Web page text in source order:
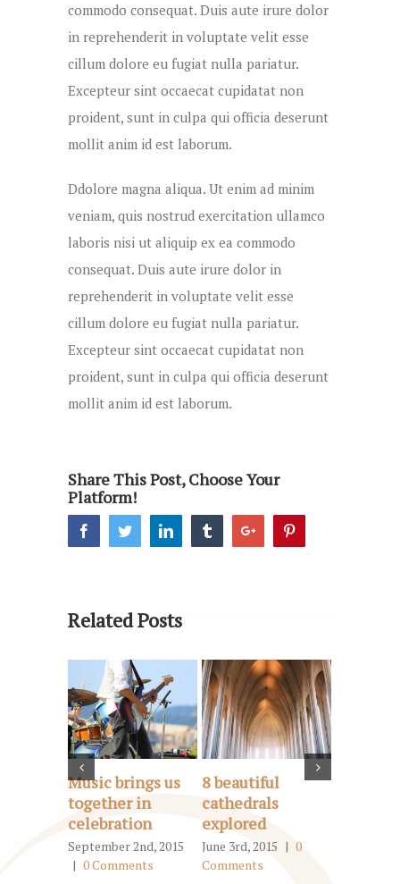
commodo consequat. Duis aute irure dolor
in reprehenderit in voluptate velit esse
cillum dolore eu fugiat nulla pariatur.
Excepteur sint occaecat cupidatat non
proident, sunt in culpa qui officia deserunt
mollit anim id est laborum.
Ddolore magna aliqua. Ut enim ad minim
veniam, quis nostrud exercitation ullamco
laboris nisi ut aliquip ex ea commodo
consequat. Duis aute irure dolor in
reprehenderit in voluptate velit esse
cillum dolore eu fugiat nulla pariatur.
Excepteur sint occaecat cupidatat non
proident, sunt in culpa qui officia deserunt
mollit anim id est laborum.
Share This Post, Choose Your
Platform!
FacebookTwitterLinkedin TumblrGoogle+
Related Posts
Music brings us
together in
celebration
September 2nd, 2015
| 0 Comments
8 beautiful
cathedrals
explored
June 3rd, 2015 | 0
Comments